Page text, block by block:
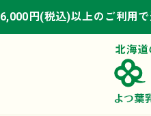
6,000円(税込)以上のご利用
6,000円(税込)以上のご利用
6,000円(税込)以上のご利用